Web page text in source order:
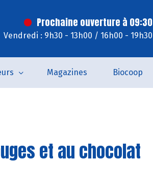
Prochaine ouverture à 09:30
Vendredi : 9h30 - 13h00 / 16h00 - 19h30
Magazines Biocoop
et au chocolat